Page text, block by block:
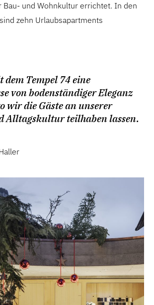
Bau- und Wohnkultur errichtet. In den
zehn Urlaubsapartments
Tempel 74 eine
von bodenständiger Eleganz
wir die Gäste an unserer
Alltagskultur teilhaben lassen.